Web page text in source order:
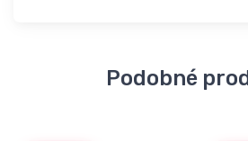
Podobné